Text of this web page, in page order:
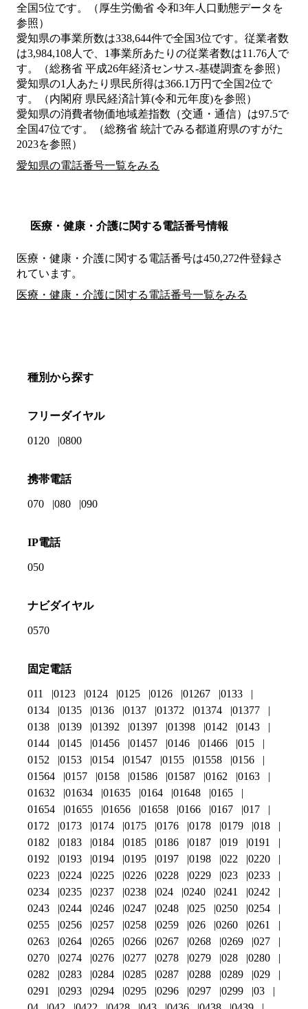
全国5位です。（厚生労働省 令和3年人口動態データを
参照）
愛知県の事業所数は338,644件で全国3位です。従業者数
は3,984,108人で、1事業所あたりの従業者数は11.76人で
す。（総務省 平成26年経済センサス‐基礎調査を参照）
愛知県の1人あたり県民所得は366.1万円で全国2位で
す。（内閣府 県民経済計算(令和元年度)を参照）
愛知県の消費者物価地域差指数（交通・通信）は97.5で
全国47位です。（総務省 統計でみる都道府県のすがた
2023を参照）
愛知県の電話番号一覧をみる
医療・健康・介護に関する電話番号情報
医療・健康・介護に関する電話番号は450,272件登録さ
れています。
医療・健康・介護に関する電話番号一覧をみる
種別から探す
フリーダイヤル
0120 0800
携帯電話
070 080 090
IP電話
050
ナビダイヤル
0570
固定電話
011 0123 0124 0125 0126 01267
0133
0134
0135 0136 0137 01372 01374
01377
0138
0139 01392 01397 01398 0142
0143
0144
0145 01456 01457 0146 01466
015
0152
0153 0154 01547 0155 01558
0156
01564
0157 0158 01586 01587 0162
0163
01632
01634 01635 0164 01648
0165
01654
01655 01656 01658 0166 0167
017
0172
0173 0174 0175 0176 0178 0179
018
0182
0183 0184 0185 0186 0187 019
0191
0192
0193 0194 0195 0197 0198 022
0220
0223
0224 0225 0226 0228 0229 023
0233
0234
0235 0237 0238 024 0240 0241
0242
0243
0244 0246 0247 0248 025 0250
0254
0255
0256 0257 0258 0259 026 0260
0261
0263
0264 0265 0266 0267 0268 0269
027
0270
0274 0276 0277 0278 0279 028
0280
0282
0283 0284 0285 0287 0288 0289
029
0291
0293 0294 0295 0296 0297 0299
03